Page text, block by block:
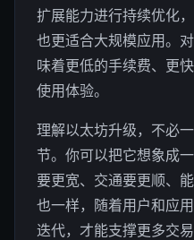
扩展能力进行持续优化
也更适合大规模应用。
味着更低的手续费、更
使用体验。
理解以太坊升级，不必
节。你可以把它想象成
要更宽、交通要更顺、
也一样，随着用户和应
迭代，才能支撑更多交